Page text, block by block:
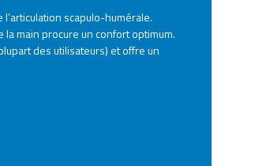
scapulo-humérale.
main procure un confort optimum.
des utilisateurs) et offre un